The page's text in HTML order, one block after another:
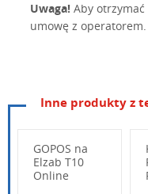
Uwaga! Aby
umowę z operatorem.
Posnet Vero -
vero---quick-start---
Inne produkty z
GOPOS na
Elzab T10
Online